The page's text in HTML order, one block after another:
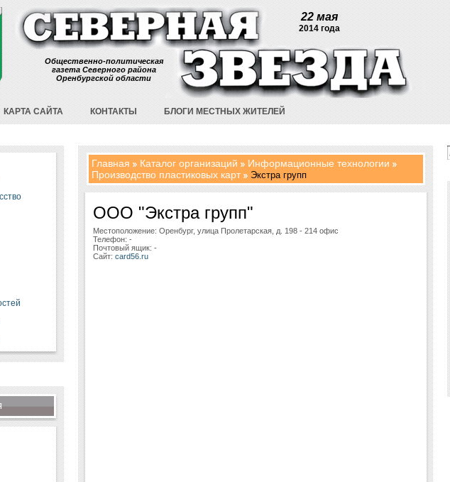
22 мая
2014 года
Общественно-политическая
газета Северного района
Оренбургской области
КАРТА САЙТА КОНТАКТЫ БЛОГИ МЕСТНЫХ ЖИТЕЛЕЙ
Главная Каталог организаций
Информационные технологии
Производство пластиковых карт
Экстра групп
ООО "Экстра групп"
Местоположение: Оренбург, улица Пролетарская, д. 198 - 214 офис
Телефон: -
Почтовый ящик: -
Сайт: card56.ru